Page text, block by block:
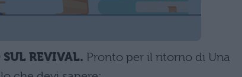
REVIVAL. Pronto per il ritorno di Una